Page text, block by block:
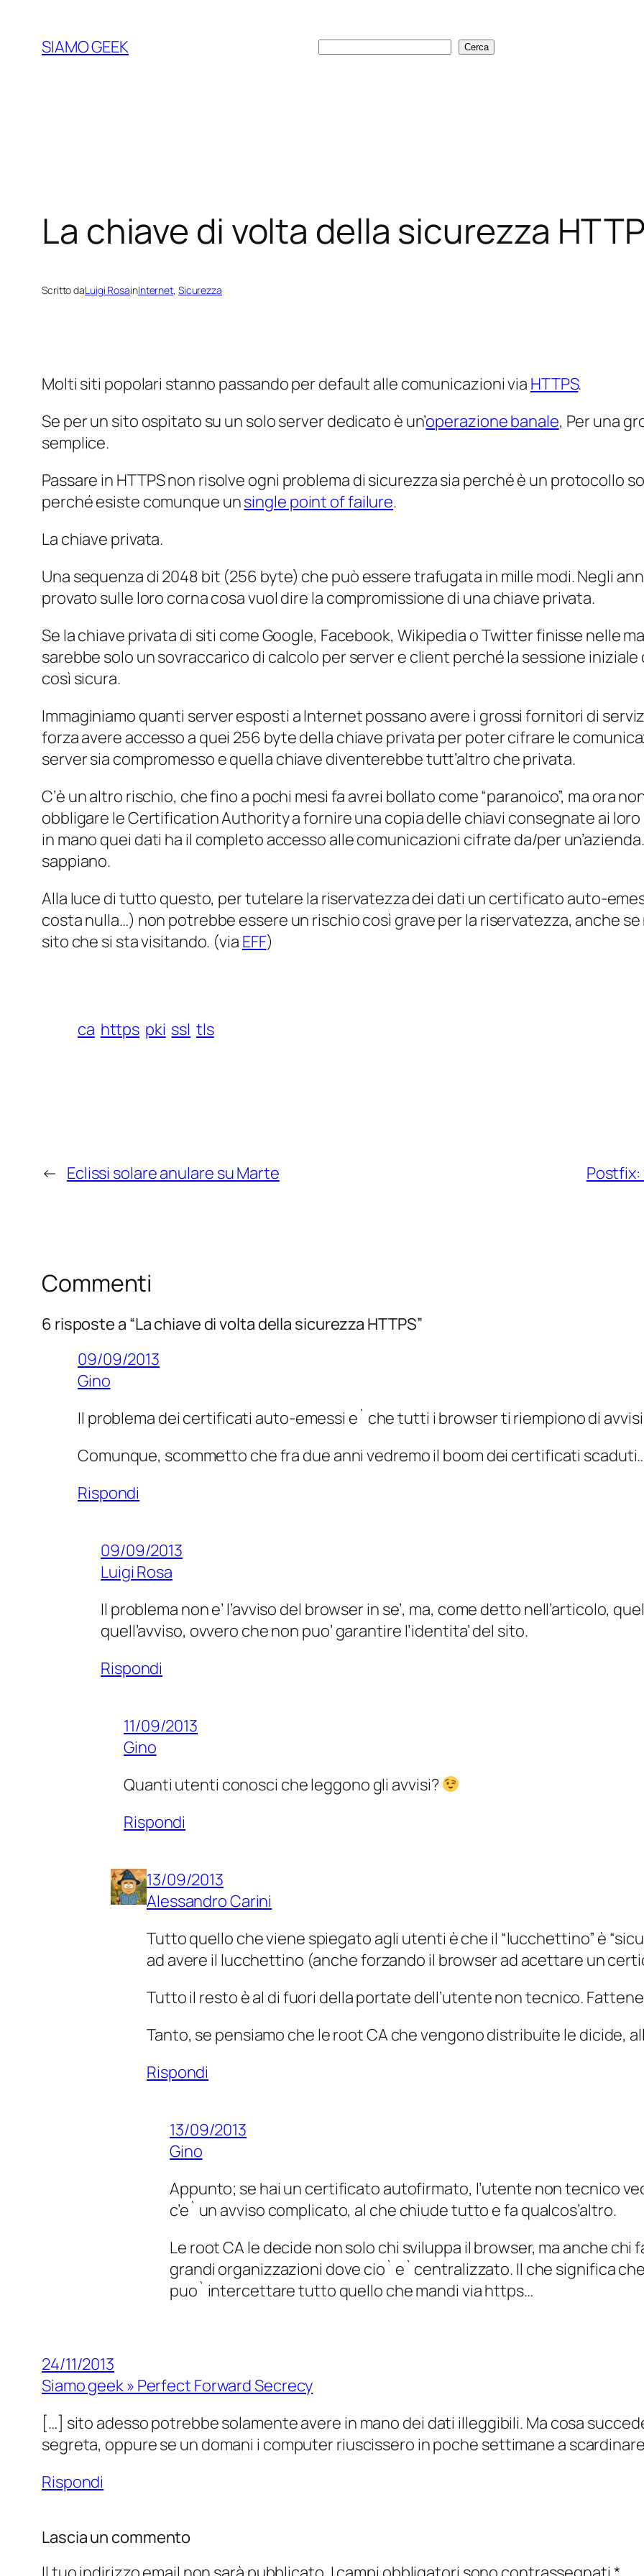
contenuto
SIAMO GEEK Cerca Cerca
La chiave di volta della sicurezza
Scritto daLuigi RosainInternet, Sicurezza
Molti siti popolari stanno passando per default alle comunicazioni via HTTPS.
Se per un sito ospitato su un solo server dedicato è un’operazione banale, Per una
semplice.
Passare in HTTPS non risolve ogni problema di sicurezza sia perché è un protocollo
perché esiste comunque unsingle point of failure.
La chiave privata.
Una sequenza di 2048 bit (256 byte) che può essere trafugata in mille modi. Negli
provato sulle loro corna cosa vuol dire la compromissione di una chiave privata.
Se la chiave privata di siti come Google, Facebook, Wikipedia o Twitter finisse nelle
sarebbe solo un sovraccarico di calcolo per server e client perché la sessione
così sicura.
Immaginiamo quanti server esposti a Internet possano avere i grossi fornitori di
forza avere accesso a quei 256 byte della chiave privata per poter cifrare le
server sia compromesso e quella chiave diventerebbe tutt’altro che privata.
C’è un altro rischio, che fino a pochi mesi fa avrei bollato come “paranoico”, ma ora
obbligare leCertification Authoritya fornire una copia delle chiavi consegnate ai
in mano quei dati ha il completo accesso alle comunicazioni cifrate da/per
sappiano.
Alla luce di tutto questo, per tutelare la riservatezza dei dati un certificato auto-
costa nulla…) non potrebbe essere un rischio così grave per la riservatezza, anche
sito che si sta visitando. (via EFF)
ca https pki ssl tls
← Eclissi solare anulare su Marte Postfix:
Commenti
6 risposte a “La chiave di volta della sicurezza HTTPS”
09/09/2013
Gino
Il problema dei certificati auto-emessi e` che tutti i browser ti riempiono di
Comunque, scommetto che fra due anni vedremo il boom dei certificati
Rispondi
09/09/2013
Luigi Rosa
Il problema non e’ l’avviso del browser in se’, ma, come detto nell’articolo,
quell’avviso, ovvero che non puo’ garantire l’identita’ del sito.
Rispondi
11/09/2013
Gino
Quanti utenti conosci che leggono gli avvisi?
Rispondi
13/09/2013
Alessandro Carini
Tutto quello che viene spiegato agli utenti è che il “lucchettino” è
ad avere il lucchettino (anche forzando il browser ad acettare un
Tutto il resto è al di fuori della portate dell’utente non tecnico.
Tanto, se pensiamo che le root CA che vengono distribuite le dicide,
Rispondi
13/09/2013
Gino
Appunto; se hai un certificato autofirmato, l’utente non tecnico
c’e` un avviso complicato, al che chiude tutto e fa qualcos’altro.
Le root CA le decide non solo chi sviluppa il browser, ma anche chi
grandi organizzazioni dove cio` e` centralizzato. Il che significa
puo` intercettare tutto quello che mandi via https…
24/11/2013
Siamo geek » Perfect Forward Secrecy
[…] sito adesso potrebbe solamente avere in mano dei dati illeggibili. Ma cosa
segreta, oppure se un domani i computer riuscissero in poche settimane a
Rispondi
Lascia un commento